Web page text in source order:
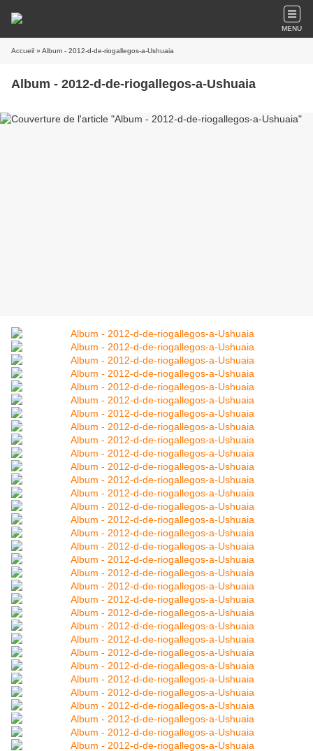
MENU
Accueil » Album - 2012-d-de-riogallegos-a-Ushuaia
Album - 2012-d-de-riogallegos-a-Ushuaia